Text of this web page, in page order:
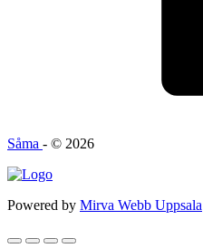
Såma - © 2026
Powered by Mirva Webb Uppsala